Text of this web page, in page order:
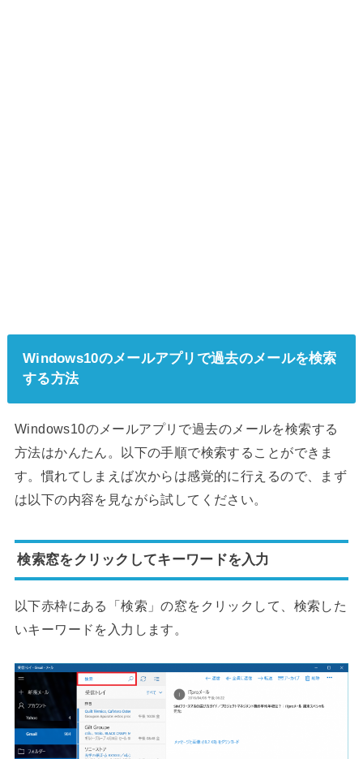
Windows10のメールアプリで過去のメールを検索
する方法
Windows10のメールアプリで過去のメールを検索する
方法はかんたん。以下の手順で検索することができま
す。慣れてしまえば次からは感覚的に行えるので、まず
は以下の内容を見ながら試してください。
検索窓をクリックしてキーワードを入力
以下赤枠にある「検索」の窓をクリックして、検索した
いキーワードを入力します。